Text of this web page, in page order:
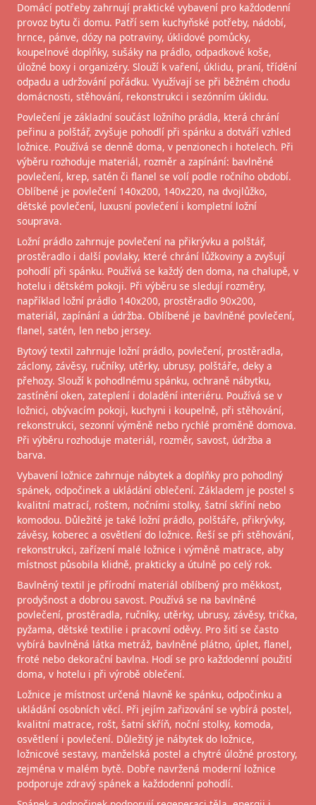
Domácí potřeby zahrnují praktické vybavení pro každodenní
provoz bytu či domu. Patří sem kuchyňské potřeby, nádobí,
hrnce, pánve, dózy na potraviny, úklidové pomůcky,
koupelnové doplňky, sušáky na prádlo, odpadkové koše,
úložné boxy i organizéry. Slouží k vaření, úklidu, praní, třídění
odpadu a udržování pořádku. Využívají se při běžném chodu
domácnosti, stěhování, rekonstrukci i sezónním úklidu.
Povlečení je základní součást ložního prádla, která chrání
peřinu a polštář, zvyšuje pohodlí při spánku a dotváří vzhled
ložnice. Používá se denně doma, v penzionech i hotelech. Při
výběru rozhoduje materiál, rozměr a zapínání: bavlněné
povlečení, krep, satén či flanel se volí podle ročního období.
Oblíbené je povlečení 140x200, 140x220, na dvojlůžko,
dětské povlečení, luxusní povlečení i kompletní ložní
souprava.
Ložní prádlo zahrnuje povlečení na přikrývku a polštář,
prostěradlo i další povlaky, které chrání lůžkoviny a zvyšují
pohodlí při spánku. Používá se každý den doma, na chalupě, v
hotelu i dětském pokoji. Při výběru se sledují rozměry,
například ložní prádlo 140x200, prostěradlo 90x200,
materiál, zapínání a údržba. Oblíbené je bavlněné povlečení,
flanel, satén, len nebo jersey.
Bytový textil zahrnuje ložní prádlo, povlečení, prostěradla,
záclony, závěsy, ručníky, utěrky, ubrusy, polštáře, deky a
přehozy. Slouží k pohodlnému spánku, ochraně nábytku,
zastínění oken, zateplení i doladění interiéru. Používá se v
ložnici, obývacím pokoji, kuchyni i koupelně, při stěhování,
rekonstrukci, sezonní výměně nebo rychlé proměně domova.
Při výběru rozhoduje materiál, rozměr, savost, údržba a
barva.
Vybavení ložnice zahrnuje nábytek a doplňky pro pohodlný
spánek, odpočinek a ukládání oblečení. Základem je postel s
kvalitní matrací, roštem, nočními stolky, šatní skříní nebo
komodou. Důležité je také ložní prádlo, polštáře, přikrývky,
závěsy, koberec a osvětlení do ložnice. Řeší se při stěhování,
rekonstrukci, zařízení malé ložnice i výměně matrace, aby
místnost působila klidně, prakticky a útulně po celý rok.
Bavlněný textil je přírodní materiál oblíbený pro měkkost,
prodyšnost a dobrou savost. Používá se na bavlněné
povlečení, prostěradla, ručníky, utěrky, ubrusy, závěsy, trička,
pyžama, dětské textilie i pracovní oděvy. Pro šití se často
vybírá bavlněná látka metráž, bavlněné plátno, úplet, flanel,
froté nebo dekorační bavlna. Hodí se pro každodenní použití
doma, v hotelu i při výrobě oblečení.
Ložnice je místnost určená hlavně ke spánku, odpočinku a
ukládání osobních věcí. Při jejím zařizování se vybírá postel,
kvalitní matrace, rošt, šatní skříň, noční stolky, komoda,
osvětlení i povlečení. Důležitý je nábytek do ložnice,
ložnicové sestavy, manželská postel a chytré úložné prostory,
zejména v malém bytě. Dobře navržená moderní ložnice
podporuje zdravý spánek a každodenní pohodlí.